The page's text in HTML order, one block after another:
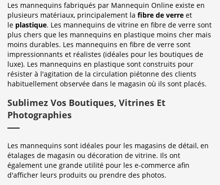
Les mannequins fabriqués par Mannequin Online existe en
plusieurs matériaux, principalement la fibre de verre et
le plastique. Les mannequins de vitrine en fibre de verre sont
plus chers que les mannequins en plastique moins cher mais
moins durables. Les mannequins en fibre de verre sont
impressionnants et réalistes (idéales pour les boutiques de
luxe). Les mannequins en plastique sont construits pour
résister à l'agitation de la circulation piétonne des clients
habituellement observée dans le magasin où ils sont placés.
Sublimez Vos Boutiques, Vitrines Et
Photographies
Les mannequins sont idéales pour les magasins de détail, en
étalages de magasin ou décoration de vitrine. Ils ont
également une grande utilité pour les e-commerce afin
d'afficher leurs produits ou prendre des photos.